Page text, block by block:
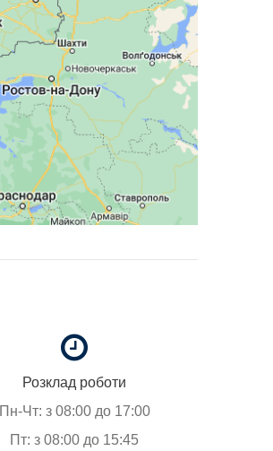
Розклад роботи
Пн-Чт: з 08:00 до 17:00
Пт: з 08:00 до 15:45